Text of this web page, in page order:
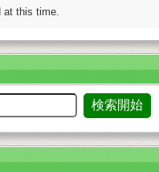
at this time.